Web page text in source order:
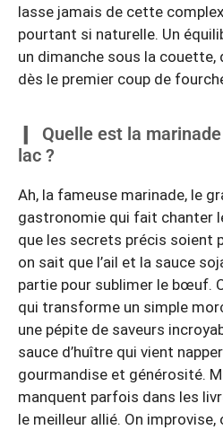
lasse jamais de cette
pourtant si naturelle. Un
un dimanche sous la
dès le premier coup de
Quelle est la
lac ?
Ah, la fameuse marinade, le
gastronomie qui fait chanter
que les secrets précis soient
on sait que l’ail et la sauce
partie pour sublimer le bœuf.
qui transforme un simple
une pépite de saveurs
sauce d’huître qui vient
gourmandise et générosité.
manquent parfois dans les
le meilleur allié. On